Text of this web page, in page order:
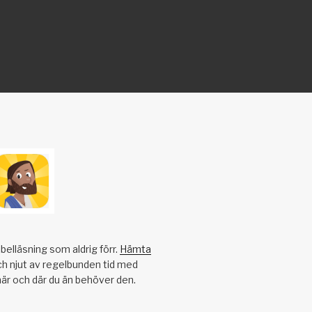
som aldrig förr. Hämta
njut av regelbunden tid med
och där du än behöver den.